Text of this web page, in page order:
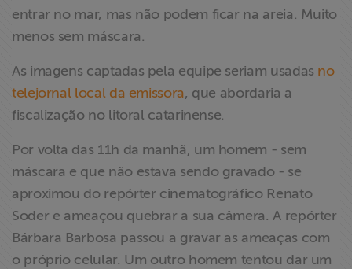
Fale Conosco
entrar no mar, mas não podem ficar na areia. Muito
menos sem máscara.
As imagens captadas pela equipe seriam usadas no
telejornal local da emissora, que abordaria a
fiscalização no litoral catarinense.
Por volta das 11h da manhã, um homem - sem
máscara e que não estava sendo gravado - se
aproximou do repórter cinematográfico Renato
Soder e ameaçou quebrar a sua câmera. A repórter
Bárbara Barbosa passou a gravar as ameaças com
o próprio celular. Um outro homem tentou dar um